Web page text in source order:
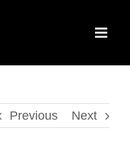
Previous Next